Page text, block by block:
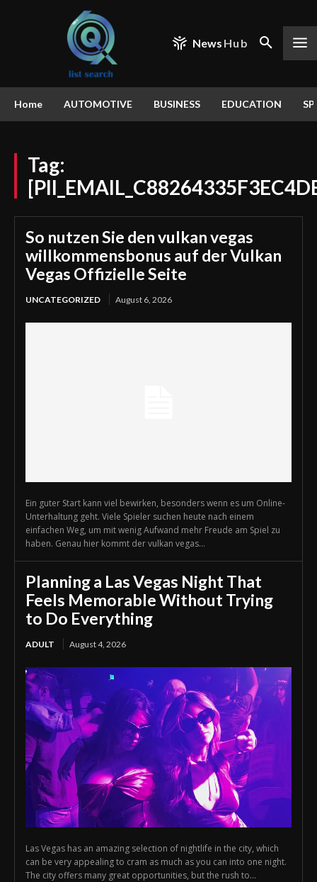
News Hub
Home AUTOMOTIVE BUSINESS EDUCATION
Tag:
So nutzen Sie den vulkan vegas
willkommensbonus auf der Vulkan
Vegas Offizielle Seite
UNCATEGORIZED August 6, 2026
Ein guter Start kann viel bewirken, besonders wenn es um Online-
Unterhaltung geht. Viele Spieler suchen heute nach einem
einfachen Weg, um mit wenig Aufwand mehr Freude am Spiel zu
haben. Genau hier kommt der vulkan vegas...
Planning a Las Vegas Night That
Feels Memorable Without Trying
to Do Everything
ADULT August 4, 2026
Las Vegas has an amazing selection of nightlife in the city, which
can be very appealing to cram as much as you can into one night.
The city offers many great opportunities, but the rush to...